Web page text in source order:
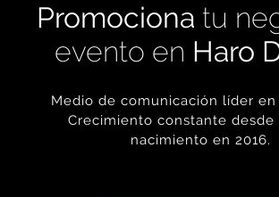
Promociona tu
evento en Haro
Medio de comunicación líder en
Crecimiento constante desde
nacimiento en 2016.